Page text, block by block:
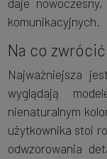
komunikacyjnych.
Na co
Najważniejsza
wyglądają
nienaturalnym
użytkownika stoi
odwzorowania